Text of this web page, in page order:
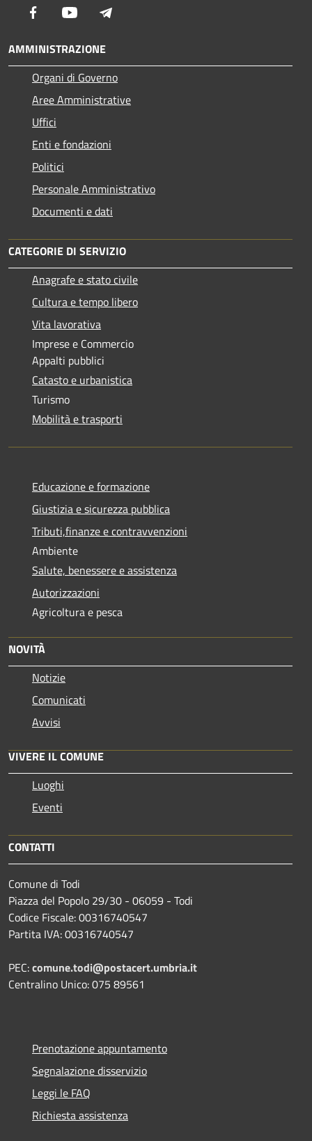
Facebook Youtube
AMMINISTRAZIONE
Organi di Governo
Aree Amministrative
Uffici
Enti e fondazioni
Politici
Personale Amministrativo
Documenti e dati
CATEGORIE DI SERVIZIO
Anagrafe e stato civile
Cultura e tempo libero
Vita lavorativa
Imprese e Commercio
Appalti pubblici
Catasto e urbanistica
Turismo
Mobilità e trasporti
Educazione e formazione
Giustizia e sicurezza pubblica
Tributi,finanze e contravvenzioni
Ambiente
Salute, benessere e assistenza
Autorizzazioni
Agricoltura e pesca
NOVITÀ
Notizie
Comunicati
Avvisi
VIVERE IL COMUNE
Luoghi
Eventi
CONTATTI
Comune di Todi
Piazza del Popolo 29/30 - 06059 - Todi
Codice Fiscale: 00316740547
Partita IVA: 00316740547
PEC:comune.todi@postacert.umbria.it
Centralino Unico: 075 89561
Prenotazione appuntamento
Segnalazione disservizio
Leggi le FAQ
Richiesta assistenza